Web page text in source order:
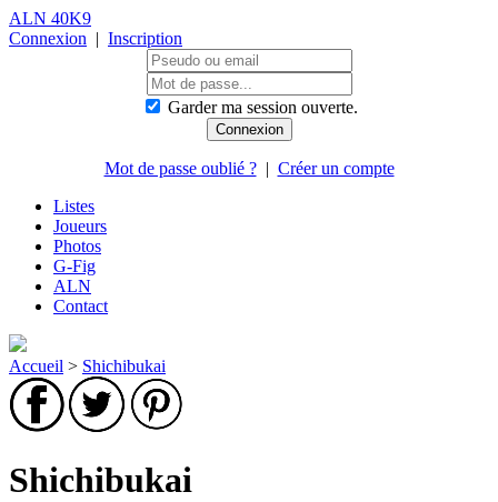
ALN 40K9
Connexion | Inscription
Garder ma session ouverte.
Mot de passe oublié ?| Créer un compte
Listes
Joueurs
Photos
G-Fig
ALN
Contact
Accueil > Shichibukai
Shichibukai